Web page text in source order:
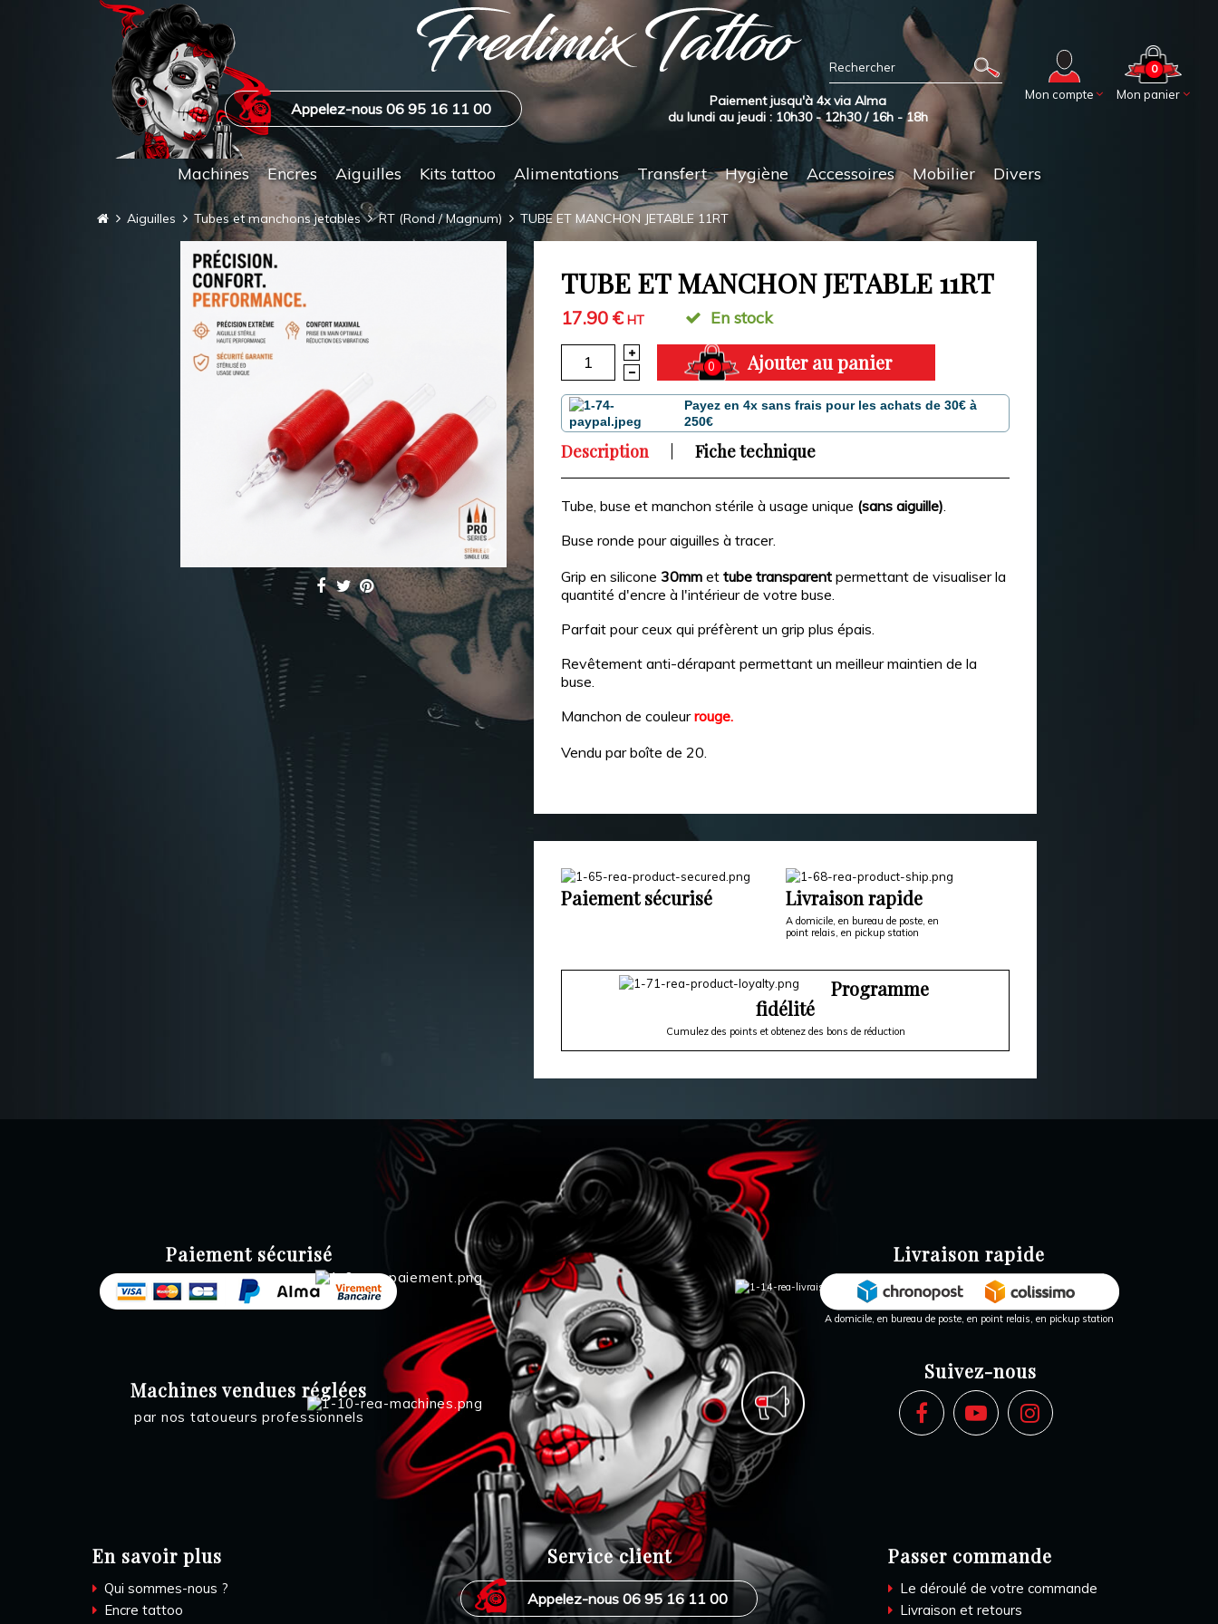
Mon panier
0
Mon compte
Appelez-nous 06 95 16 11 00
Paiement jusqu'à 4x via Alma
du lundi au jeudi : 10h30 - 12h30 / 16h - 18h
Machines Encres Aiguilles Kits tattoo Alimentations Transfert Hygiène Accessoires Mobilier Divers
Aiguilles Tubes et manchons jetables RT (Rond / Magnum) TUBE ET MANCHON JETABLE 11RT
TUBE ET MANCHON JETABLE 11RT
17.90 €HT En stock
0 Ajouter au panier
Payez en 4x sans frais pour les achats de 30€ à
250€
Description Fiche technique
Tube, buse et manchonstérile à usage unique (sans aiguille).
Buse ronde pour aiguilles à tracer.
Grip en silicone 30mm ettube transparent permettant de visualiser la
quantité d'encre à l'intérieur de votre buse.
Parfait pour ceux qui préfèrent un grip plus épais.
Revêtement anti-dérapant permettant un meilleur maintien de la
buse.
Manchon de couleurrouge.
Vendu par boîte de 20.
Paiement sécurisé Livraison rapide
A domicile, en bureau de poste, en
point relais, en pickup station
Programme
fidélité
Cumulez des points et obtenez des bons de réduction
Paiement sécurisé
Machines vendues réglées
par nos tatoueurs professionnels
Livraison rapide
A domicile, en bureau de poste, en point relais, en pickup station
Suivez-nous
En savoir plus
Qui sommes-nous ?
Encre tattoo
Service client
Appelez-nous 06 95 16 11 00
Passer commande
Le déroulé de votre commande
Livraison et retours